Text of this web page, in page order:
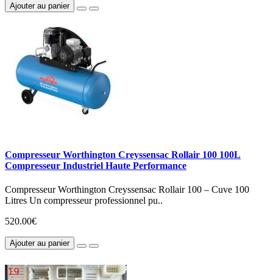
Ajouter au panier
Compresseur Worthington Creyssensac Rollair 100 100L
Compresseur Industriel Haute Performance
Compresseur Worthington Creyssensac Rollair 100 – Cuve 100
Litres Un compresseur professionnel pu..
520.00€
Ajouter au panier